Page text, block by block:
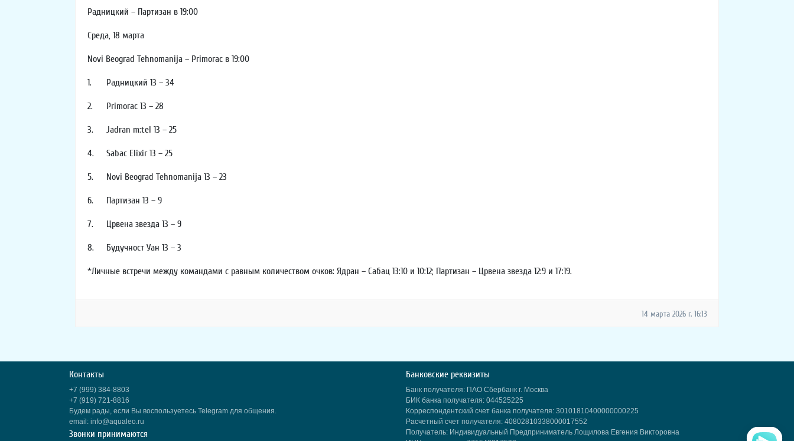
Радницкий – Партизан в 19:00
Среда, 18 марта
Novi Beograd Tehnomanija – Primorac в 19:00
1. Радницкий 13 – 34
2. Primorac 13 – 28
3. Jadran m:tel 13 – 25
4. Sabac Elixir 13 – 25
5. Novi Beograd Tehnomanija 13 – 23
6. Партизан 13 – 9
7. Црвена звезда 13 – 9
8. Будучност Уан 13 – 3
*Личные встречи между командами с равным количеством очков: Ядран – Сабац 13:10 и 10:12; Партизан – Црвена звезда 12:9 и 17:19.
14 марта 2026 г. 16:13
Контакты
+7 (999) 384-8803
+7 (919) 721-8816
Будем рады, если Вы воспользуетесь Telegram для общения.
email: info@aqualeo.ru
Звонки принимаются
Банковские реквизиты
Банк получателя: ПАО Сбербанк г. Москва
БИК банка получателя: 044525225
Корреспондентский счет банка получателя: 30101810400000000225
Расчетный счет получателя: 40802810338000017552
Получатель: Индивидуальный Предприниматель Лощилова Евгения Викторовна